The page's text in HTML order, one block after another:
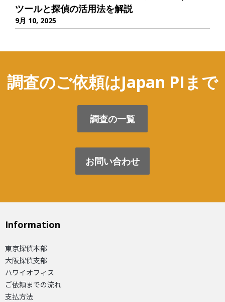
ツールと探偵の活用法を解説
9月 10, 2025
調査のご依頼はJapan PIまで
調査の一覧
お問い合わせ
Information
東京探偵本部
大阪探偵支部
ハワイオフィス
ご依頼までの流れ
支払方法